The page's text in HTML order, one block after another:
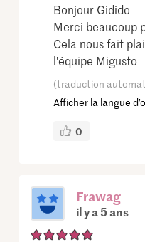
Bonjour Gidido
Merci beaucoup
Cela nous fait
l'équipe Migusto
(traduction
Afficher la langue
0
Frawag
il y a 5 ans